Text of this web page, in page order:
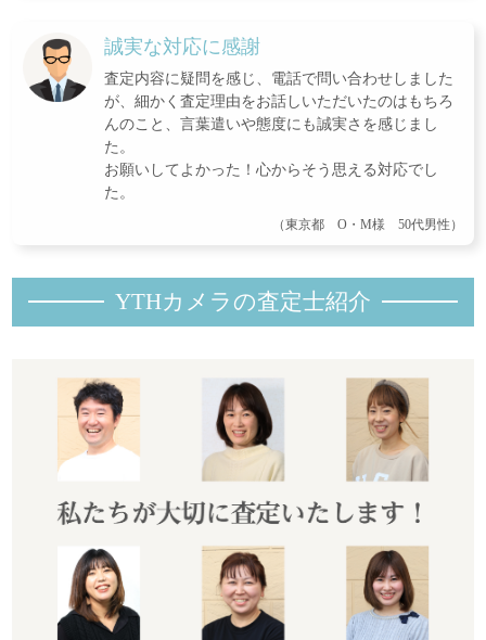
誠実な対応に感謝
査定内容に疑問を感じ、電話で問い合わせしました
が、細かく査定理由をお話しいただいたのはもちろ
んのこと、言葉遣いや態度にも誠実さを感じまし
た。
お願いしてよかった！心からそう思える対応でし
た。
（東京都 O・M様 50代男性）
YTHカメラの査定士紹介